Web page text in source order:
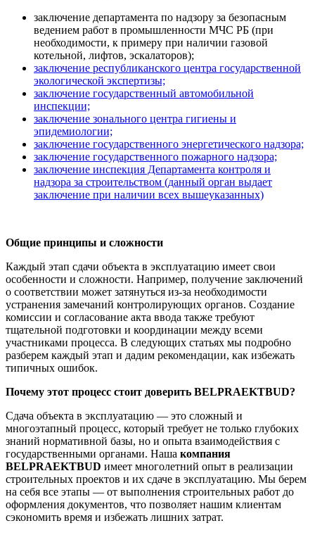
заключение департамента по надзору за безопасным
ведением работ в промышленности МЧС РБ (при
необходимости, к примеру при наличии газовой
котельной, лифтов, эскалаторов);
заключение республиканского центра государственной
экологической экспертизы;
заключение государственный автомобильной
инспекции;
заключение зонального центра гигиены и
эпидемиологии;
заключение государственного энергетического надзора;
заключение государственного пожарного надзора;
заключение инспекция Департамента контроля и
надзора за строительством (данный орган выдает
заключение при наличии всех вышеуказанных)
Общие принципы и сложности
Каждый этап сдачи объекта в эксплуатацию имеет свои
особенности и сложности. Например, получение заключений
о соответствии может затянуться из-за необходимости
устранения замечаний контролирующих органов. Создание
комиссии и согласование акта ввода также требуют
тщательной подготовки и координации между всеми
участниками процесса. В следующих статьях мы подробно
разберем каждый этап и дадим рекомендации, как избежать
типичных ошибок.
Почему этот процесс стоит доверить BELPRAEKTBUD?
Сдача объекта в эксплуатацию — это сложный и
многоэтапный процесс, который требует не только глубоких
знаний нормативной базы, но и опыта взаимодействия с
государственными органами. Наша компания
BELPRAEKTBUD имеет многолетний опыт в реализации
строительных проектов и их сдаче в эксплуатацию. Мы берем
на себя все этапы — от выполнения строительных работ до
оформления документов, что позволяет нашим клиентам
сэкономить время и избежать лишних затрат.